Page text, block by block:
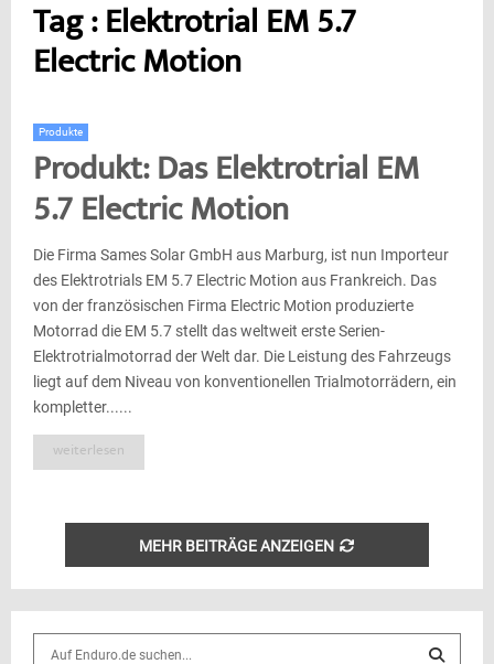
Tag : Elektrotrial EM 5.7
Electric Motion
Produkte
Produkt: Das Elektrotrial EM
5.7 Electric Motion
Die Firma Sames Solar GmbH aus Marburg, ist nun Importeur
des Elektrotrials EM 5.7 Electric Motion aus Frankreich. Das
von der französischen Firma Electric Motion produzierte
Motorrad die EM 5.7 stellt das weltweit erste Serien-
Elektrotrialmotorrad der Welt dar. Die Leistung des Fahrzeugs
liegt auf dem Niveau von konventionellen Trialmotorrädern, ein
kompletter......
weiterlesen
MEHR BEITRÄGE ANZEIGEN